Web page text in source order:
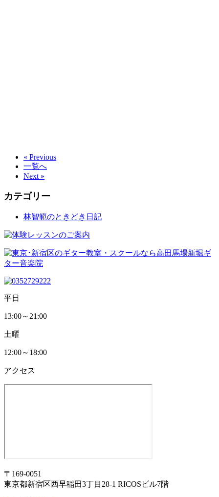
« Previous
一覧へ
Next »
カテゴリー
林智範のときどき日記
平日
13:00～21:00
土曜
12:00～18:00
アクセス
〒169-0051
東京都新宿区西早稲田3丁目28-1 RICOSビル7階